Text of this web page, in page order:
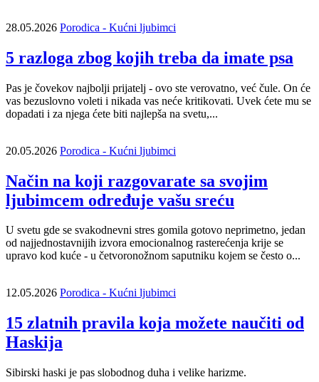
28.05.2026 Porodica - Kućni ljubimci
5 razloga zbog kojih treba da imate psa
Pas je čovekov najbolji prijatelj - ovo ste verovatno, već čule. On će
vas bezuslovno voleti i nikada vas neće kritikovati. Uvek ćete mu se
dopadati i za njega ćete biti najlepša na svetu,...
20.05.2026 Porodica - Kućni ljubimci
Način na koji razgovarate sa svojim
ljubimcem određuje vašu sreću
U svetu gde se svakodnevni stres gomila gotovo neprimetno, jedan
od najjednostavnijih izvora emocionalnog rasterećenja krije se
upravo kod kuće - u četvoronožnom saputniku kojem se često o...
12.05.2026 Porodica - Kućni ljubimci
15 zlatnih pravila koja možete naučiti od
Haskija
Sibirski haski je pas slobodnog duha i velike harizme.